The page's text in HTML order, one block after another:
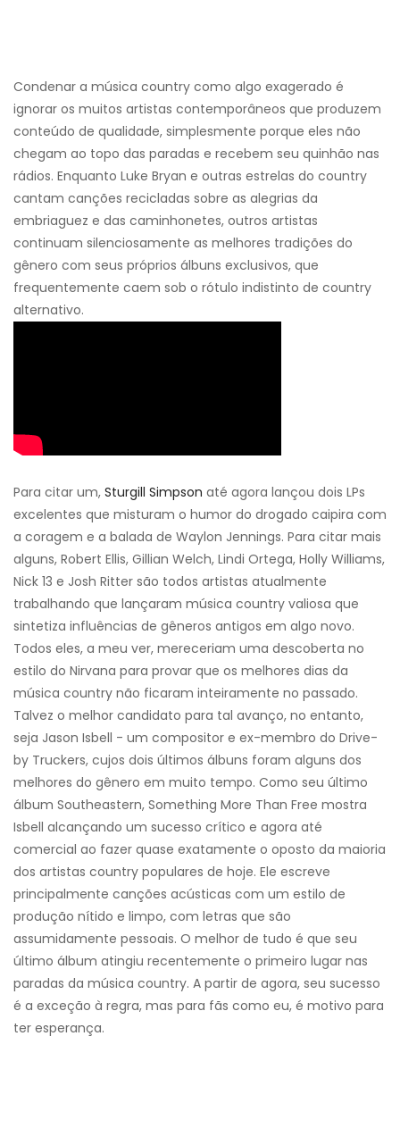
Condenar a música country como algo exagerado é
ignorar os muitos artistas contemporâneos que produzem
conteúdo de qualidade, simplesmente porque eles não
chegam ao topo das paradas e recebem seu quinhão nas
rádios. Enquanto Luke Bryan e outras estrelas do country
cantam canções recicladas sobre as alegrias da
embriaguez e das caminhonetes, outros artistas
continuam silenciosamente as melhores tradições do
gênero com seus próprios álbuns exclusivos, que
frequentemente caem sob o rótulo indistinto de country
alternativo.
Para citar um, Sturgill Simpson até agora lançou dois LPs
excelentes que misturam o humor do drogado caipira com
a coragem e a balada de Waylon Jennings. Para citar mais
alguns, Robert Ellis, Gillian Welch, Lindi Ortega, Holly Williams,
Nick 13 e Josh Ritter são todos artistas atualmente
trabalhando que lançaram música country valiosa que
sintetiza influências de gêneros antigos em algo novo.
Todos eles, a meu ver, mereceriam uma descoberta no
estilo do Nirvana para provar que os melhores dias da
música country não ficaram inteiramente no passado.
Talvez o melhor candidato para tal avanço, no entanto,
seja Jason Isbell - um compositor e ex-membro do Drive-
by Truckers, cujos dois últimos álbuns foram alguns dos
melhores do gênero em muito tempo. Como seu último
álbum Southeastern, Something More Than Free mostra
Isbell alcançando um sucesso crítico e agora até
comercial ao fazer quase exatamente o oposto da maioria
dos artistas country populares de hoje. Ele escreve
principalmente canções acústicas com um estilo de
produção nítido e limpo, com letras que são
assumidamente pessoais. O melhor de tudo é que seu
último álbum atingiu recentemente o primeiro lugar nas
paradas da música country. A partir de agora, seu sucesso
é a exceção à regra, mas para fãs como eu, é motivo para
ter esperança.